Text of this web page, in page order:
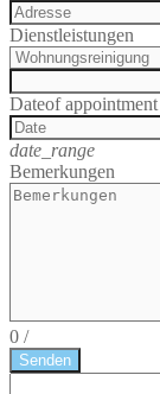
Dienstleistungen
Dateof appointment
date_range
Bemerkungen
0 /
Senden